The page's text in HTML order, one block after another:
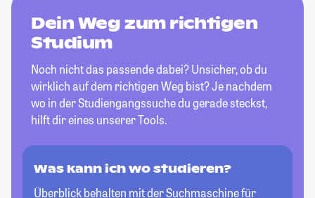
Dein Weg zum richtigen
Studium
Noch nicht das passende dabei? Unsicher, ob du
wirklich auf dem richtigen Weg bist? Je nachdem
wo in der Studiengangssuche du gerade steckst,
hilft dir eines unserer Tools.
Was kann ich wo studieren?
Überblick behalten mit der Suchmaschine für